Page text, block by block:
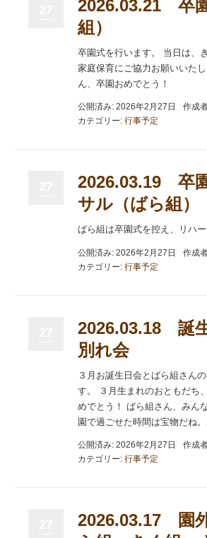
2026.03.21 卒
組）
卒園式を行います。 当日は、
家庭保育にご協力お願いいた
ん、卒園おめでとう！
公開済み: 2026年2月27日 作成
カテゴリー: 行事予定
2026.03.19 卒
サル（ばら組）
ばら組は卒園式を控え、リハー
公開済み: 2026年2月27日 作成
カテゴリー: 行事予定
2026.03.18 誕
別れ会
３月お誕生日会とばら組さん
す。 ３月生まれのおともだち
めでとう！ ばら組さん、みん
園で過ごせた時間は宝物だね。
公開済み: 2026年2月27日 作成
カテゴリー: 行事予定
2026.03.17 園